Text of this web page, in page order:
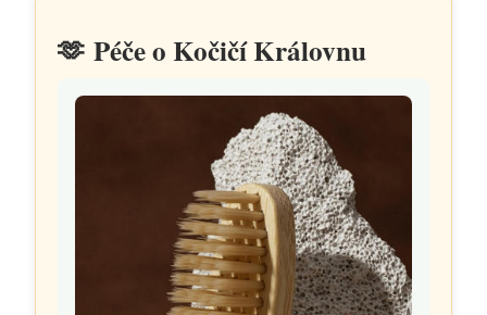
🫶Péče o Kočičí Královnu